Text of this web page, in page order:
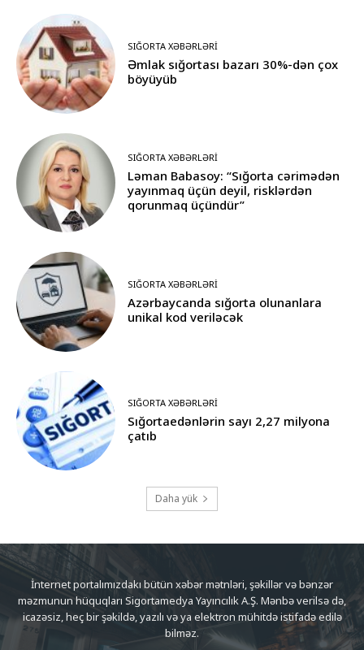
SIĞORTA XƏBƏRLƏRI
Əmlak sığortası bazarı 30%-dən çox
böyüyüb
SIĞORTA XƏBƏRLƏRI
Ləman Babasoy: “Sığorta cərimədən
yayınmaq üçün deyil, risklərdən
qorunmaq üçündür”
SIĞORTA XƏBƏRLƏRI
Azərbaycanda sığorta olunanlara
unikal kod veriləcək
SIĞORTA XƏBƏRLƏRI
Sığortaedənlərin sayı 2,27 milyona
çatıb
Daha yük
İnternet portalımızdakı bütün xəbər mətnləri, şəkillər və bənzər
məzmunun hüquqları Sigortamedya Yayıncılık A.Ş. Mənbə verilsə də,
icazəsiz, heç bir şəkildə, yazılı və ya elektron mühitdə istifadə edilə
bilməz.